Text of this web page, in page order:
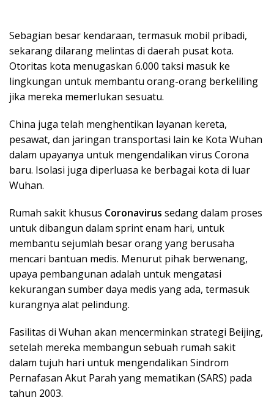
Sebagian besar kendaraan, termasuk mobil pribadi,
sekarang dilarang melintas di daerah pusat kota.
Otoritas kota menugaskan 6.000 taksi masuk ke
lingkungan untuk membantu orang-orang berkeliling
jika mereka memerlukan sesuatu.
China juga telah menghentikan layanan kereta,
pesawat, dan jaringan transportasi lain ke Kota Wuhan
dalam upayanya untuk mengendalikan virus Corona
baru. Isolasi juga diperluasa ke berbagai kota di luar
Wuhan.
Rumah sakit khusus Coronavirus sedang dalam proses
untuk dibangun dalam sprint enam hari, untuk
membantu sejumlah besar orang yang berusaha
mencari bantuan medis. Menurut pihak berwenang,
upaya pembangunan adalah untuk mengatasi
kekurangan sumber daya medis yang ada, termasuk
kurangnya alat pelindung.
Fasilitas di Wuhan akan mencerminkan strategi Beijing,
setelah mereka membangun sebuah rumah sakit
dalam tujuh hari untuk mengendalikan Sindrom
Pernafasan Akut Parah yang mematikan (SARS) pada
tahun 2003.